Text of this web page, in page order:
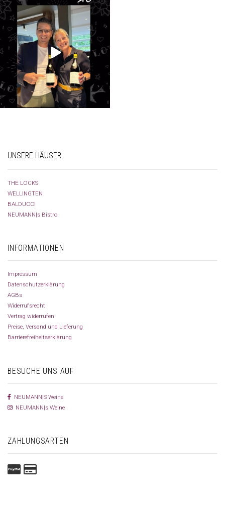
UNSERE HÄUSER
THE LOCKS
WELLINGTEN
BALDUCCI
NEUMANN|s Bistro
INFORMATIONEN
Impressum
Datenschutzerklärung
AGBs
Widerrufsrecht
Vertrag widerrufen
Preise, Versand und Lieferung
Barrierefreiheitserklärung
BESUCHE UNS AUF
NEUMANN|S Weine
NEUMANN|s Weine
ZAHLUNGSARTEN